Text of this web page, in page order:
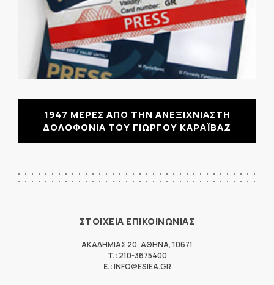
1947 ΜΕΡΕΣ ΑΠΟ ΤΗΝ ΑΝΕΞΙΧΝΙΑΣΤΗ
ΔΟΛΟΦΟΝΙΑ ΤΟΥ ΓΙΩΡΓΟΥ ΚΑΡΑΪΒΑΖ
ΣΤΟΙΧΕΙΑ ΕΠΙΚΟΙΝΩΝΙΑΣ
ΑΚΑΔΗΜΙΑΣ 20, ΑΘΗΝΑ, 10671
T.: 210-3675400
E.:INFO@ESIEA.GR